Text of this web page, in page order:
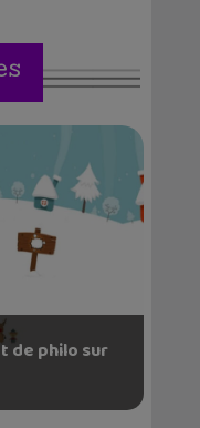
de philo sur